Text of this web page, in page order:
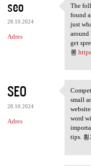
seo
28.10.2024
Adres
The
The
found
just
around
get
롱
SEO
28.10.2024
Adres
small
word
tips.